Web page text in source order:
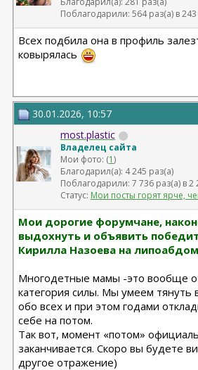
Поблагодарили: 564 раз(а) в
Всех подбила она в профиль
ковырялась
30.01.2026, 10:57
most.plastic
Владелец сайта
Мои фото: (1)
Благодарил(а): 4 245 раз(а)
Поблагодарили: 7 736 раз(а) в
Статус: Мои посты горят ярче,
Мои дорогие форумчане,
выдохнуть и объявить
Кирилла Назоева на
Многодетные мамы -это вообще
категория силы. Мы умеем тянуть
обо всех и при этом годами
себе на потом.
Так вот, момент «потом»
заканчивается. Скоро вы будете
другое отражение)